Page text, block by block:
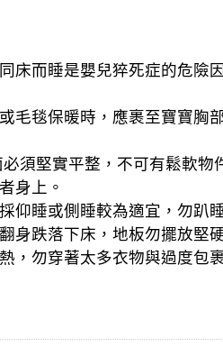
床而睡是嬰兒猝死症的危險
毛毯保暖時，應裹至寶寶胸
須堅實平整，不可有鬆軟
身上。
仰睡或側睡較為適宜，勿趴
身跌落下床，地板勿擺放堅
，勿穿著太多衣物與過度包